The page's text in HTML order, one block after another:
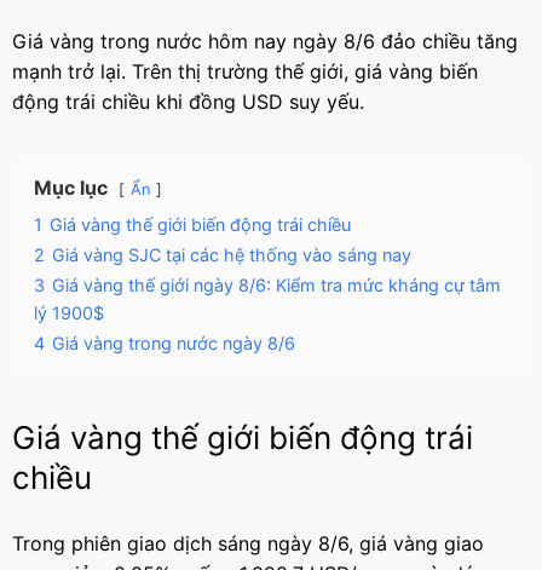
Giá vàng trong nước hôm nay ngày 8/6 đảo chiều tăng
mạnh trở lại. Trên thị trường thế giới, giá vàng biến
động trái chiều khi đồng USD suy yếu.
Mục lục Ẩn
1 Giá vàng thế giới biến động trái chiều
2 Giá vàng SJC tại các hệ thống vào sáng nay
3 Giá vàng thế giới ngày 8/6: Kiểm tra mức kháng cự tâm
lý 1900$
4 Giá vàng trong nước ngày 8/6
Giá vàng thế giới biến động trái
chiều
Trong phiên giao dịch sáng ngày 8/6, giá vàng giao